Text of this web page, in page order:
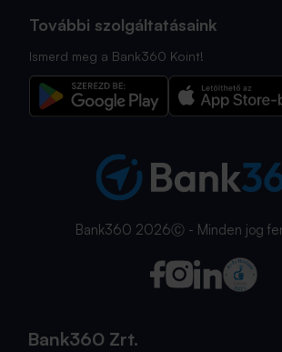
További szolgáltatásaink
Ismerd meg a Bank360 Koint!
Bank360 2026Ⓒ - Minden jog
Bank360 Zrt.